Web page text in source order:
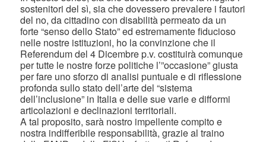
sostenitori del sì, sia che dovessero prevalere i fautori
del no, da cittadino con disabilità permeato da un
forte “senso dello Stato” ed estremamente fiducioso
nelle nostre istituzioni, ho la convinzione che il
Referendum del 4 Dicembre p.v. costituirà comunque
per tutte le nostre forze politiche l’”occasione” giusta
per fare uno sforzo di analisi puntuale e di riflessione
profonda sullo stato dell’arte del “sistema
dell’inclusione” in Italia e delle sue varie e difformi
articolazioni e declinazioni territoriali.
A tal proposito, sarà nostro impellente compito e
nostra indifferibile responsabilità, grazie al traino